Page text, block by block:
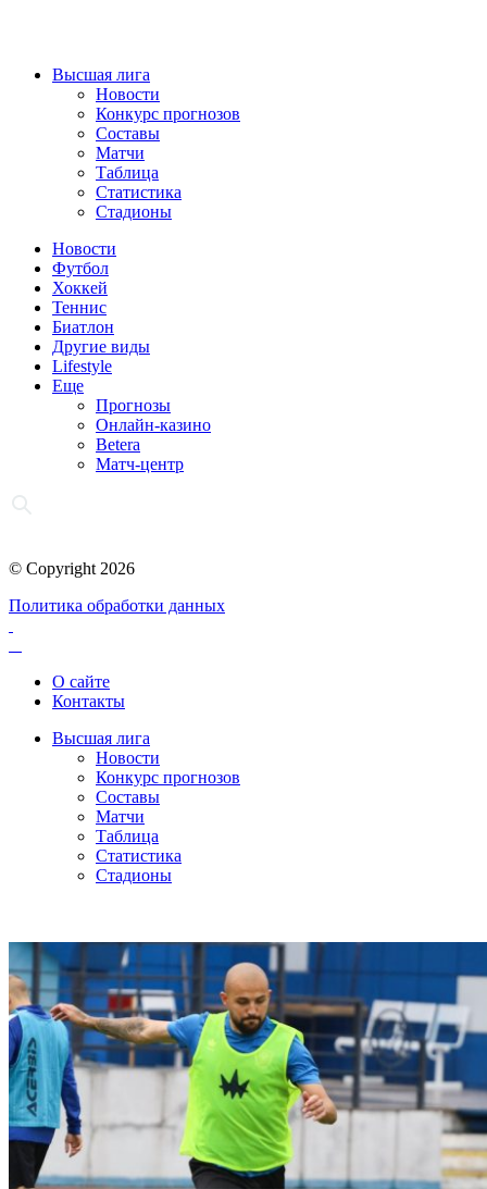
Высшая лига
Новости
Конкурс прогнозов
Составы
Матчи
Таблица
Статистика
Стадионы
Новости
Футбол
Хоккей
Теннис
Биатлон
Другие виды
Lifestyle
Еще
Прогнозы
Онлайн-казино
Betera
Матч-центр
© Copyright 2026
Политика обработки данных
О сайте
Контакты
Высшая лига
Новости
Конкурс прогнозов
Составы
Матчи
Таблица
Статистика
Стадионы